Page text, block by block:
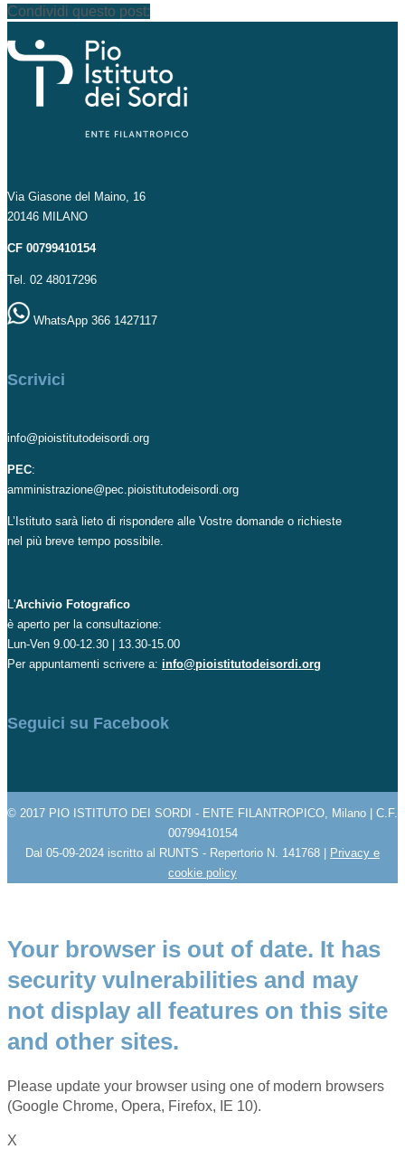
Condividi questo post:
Via Giasone del Maino, 16
20146 MILANO
CF 00799410154
Tel. 02 48017296
WhatsApp 366 1427117
Scrivici
info@pioistitutodeisordi.org
PEC:
amministrazione@pec.pioistitutodeisordi.org
L’Istituto sarà lieto di rispondere alle Vostre domande o richieste
nel più breve tempo possibile.
L'Archivio Fotografico
è aperto per la consultazione:
Lun-Ven 9.00-12.30 | 13.30-15.00
Per appuntamenti scrivere a: info@pioistitutodeisordi.org
Seguici su Facebook
© 2017 PIO ISTITUTO DEI SORDI - ENTE FILANTROPICO, Milano | C.F.
00799410154
Dal 05-09-2024 iscritto al RUNTS - Repertorio N. 141768 | Privacy e
cookie policy
Your browser is out of date. It has
security vulnerabilities and may
not display all features on this site
and other sites.
Please update your browser using one of modern browsers
(Google Chrome, Opera, Firefox, IE 10).
X